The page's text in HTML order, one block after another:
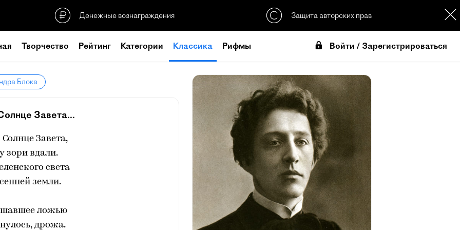
Денежные вознаграждения Защита авторских прав
Творчество Рейтинг Категории Классика Рифмы Войти / Зарегистрироваться
Блока
Завета...
Завета,
зори вдали.
света
земли.
ложью
дрожа.